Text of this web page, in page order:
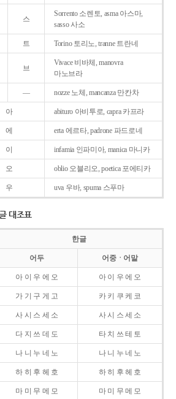
스
Sorrento 소렌토, asma 아스마,
sasso 사소
트 Torino 토리노, tranne 트란네
브
Vivace 비바체, manovra
마노브라
― nozze 노체, mancanza 만칸차
아 abituro 아비투로, capra 카프라
에 erta 에르타, padrone 파드로네
이 infamia 인파미아, manica 마니카
오 oblio 오블리오, poetica 포에티카
우 uva 우바, spuma 스푸마
대조표
한글
어두 어중ㆍ어말
아 이 우 에 오 아 이 우 에 오
가 기 구 게 고 카 키 쿠 케 코
사 시 스 세 소 사 시 스 세 소
다 지 쓰 데 도 타 치 쓰 테 토
나 니 누 네 노 나 니 누 네 노
하 히 후 헤 호 하 히 후 헤 호
마 미 무 메 모 마 미 무 메 모